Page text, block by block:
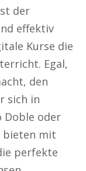
der
effektiv
Kurse die
Egal,
den
sich in
Doble oder
bieten mit
perfekte